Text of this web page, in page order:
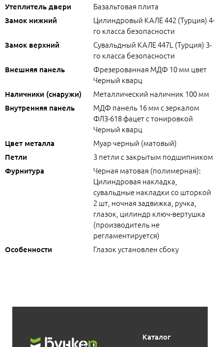
Утеплитель двери Базальтовая плита
Замок нижний
Цилиндровый КАЛЕ 442 (Турция) 4-
го класса безопасности
Замок верхний
Сувальдный КАЛЕ 447L (Турция) 3-
го класса безопасности
Внешняя панель
Фрезерованная МДФ 10 мм цвет
Черный кварц
Наличники (снаружи) Металлический наличник 100 мм
Внутренняя панель
МДФ панель 16 мм с зеркалом
ФЛЗ-618 фацет с тонировкой
Черный кварц
Цвет металла Муар черный (матовый)
Петли 3 петли с закрытым подшипником
Фурнитура
Черная матовая (полимерная):
Цилиндровая накладка,
сувальдные накладки со шторкой
2 шт, ночная задвижка, ручка,
глазок, цилиндр ключ-вертушка
(производитель не
регламентируется)
Особенности Глазок установлен сбоку
Каталог